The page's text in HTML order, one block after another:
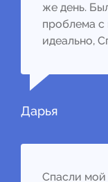
же день.
проблема с
идеально,
Дарья
Спасли мой